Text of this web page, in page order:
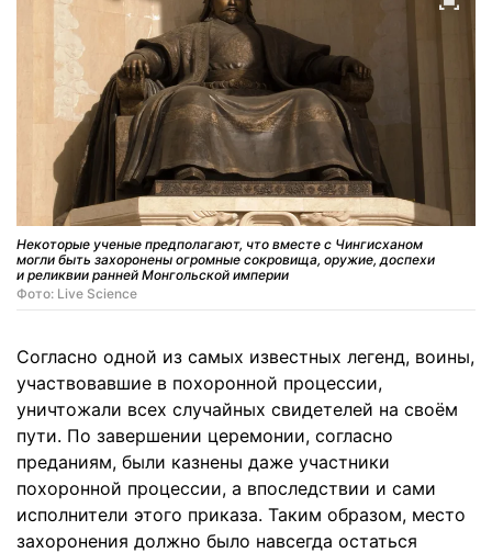
Некоторые ученые предполагают, что вместе с Чингисханом
могли быть захоронены огромные сокровища, оружие, доспехи
и реликвии ранней Монгольской империи
Фото: Live Science
Согласно одной из самых известных легенд, воины,
участвовавшие в похоронной процессии,
уничтожали всех случайных свидетелей на своём
пути. По завершении церемонии, согласно
преданиям, были казнены даже участники
похоронной процессии, а впоследствии и сами
исполнители этого приказа. Таким образом, место
захоронения должно было навсегда остаться